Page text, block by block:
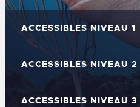
ACCESSIBLES NIVEAU 1
ACCESSIBLES NIVEAU 2
ACCESSIBLES NIVEAU 3